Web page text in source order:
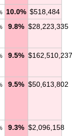
10.0% $518,484
9.8% $28,223,335
9.5% $162,510,237
9.5% $50,613,802
9.3% $2,096,158